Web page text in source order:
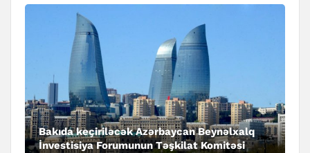
Bakıda keçiriləcək Azərbaycan Beynəlxalq
İnvestisiya Forumunun Təşkilat Komitəsi